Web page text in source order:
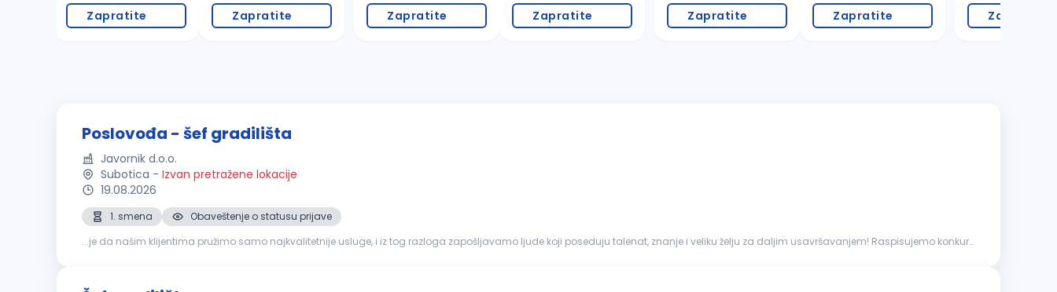
Zapratite Zapratite Zapratite Zapratite Zapratite Zapratite Zapratite
Poslovođa - šef gradilišta
Javornik d.o.o.
Subotica - Izvan pretražene lokacije
19.08.2026
1. smena
Obaveštenje o statusu prijave
...je da našim klijentima pružimo samo najkvalitetnije usluge, i iz tog razloga zapošljavamo ljude koji poseduju talenat, znanje i veliku želju za daljim usavršavanjem! Raspisujemo konkurs